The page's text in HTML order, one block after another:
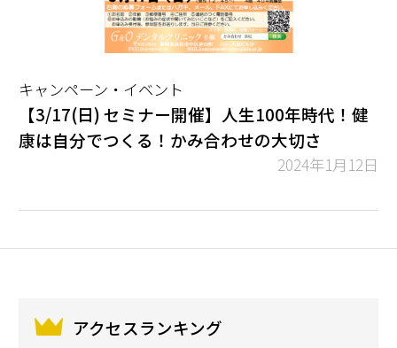
キャンペーン・イベント
【3/17(日) セミナー開催】人生100年時代！健
康は自分でつくる！かみ合わせの大切さ
2024年1月12日
アクセスランキング